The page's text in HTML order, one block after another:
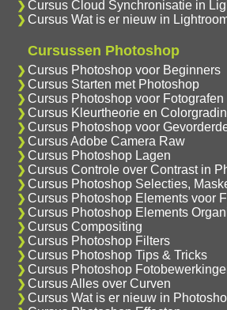
Cursus Cloud Synchronisatie in
Cursus Wat is er nieuw in
Cursussen Photoshop
Cursus Photoshop voor Beginners
Cursus Starten met Photoshop
Cursus Photoshop voor Fotografen
Cursus Kleurtheorie en
Cursus Photoshop voor
Cursus Adobe Camera Raw
Cursus Photoshop Lagen
Cursus Controle over Contrast in
Cursus Photoshop Selecties,
Cursus Photoshop Elements voor
Cursus Photoshop Elements
Cursus Compositing
Cursus Photoshop Filters
Cursus Photoshop Tips & Tricks
Cursus Photoshop
Cursus Alles over Curven
Cursus Wat is er nieuw in